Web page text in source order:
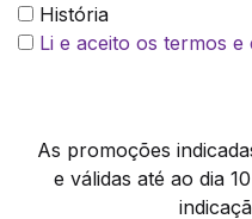
História
Li e aceito os termos e
As promoções
e válidas até ao dia